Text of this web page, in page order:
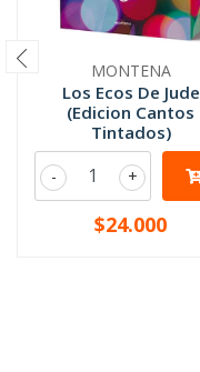
MONTENA
Los Ecos De Jude
(Edicion Cantos
Tintados)
+
-
$24.000